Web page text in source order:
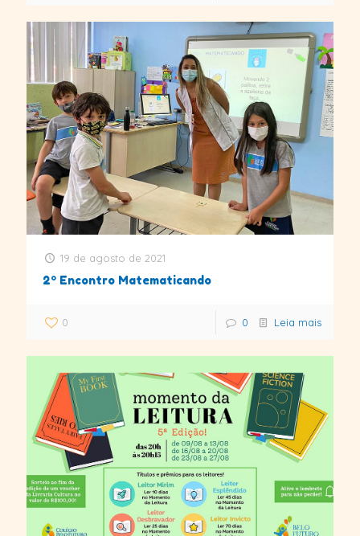
19 de agosto de 2021
2º Encontro Matematicando
0 0 Leia mais